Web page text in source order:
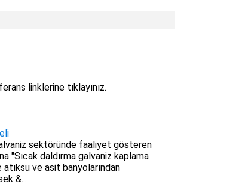
linklerine tıklayınız.
sektöründe faaliyet gösteren
"Sıcak daldırma galvaniz kaplama
ve asit banyolarından
&...